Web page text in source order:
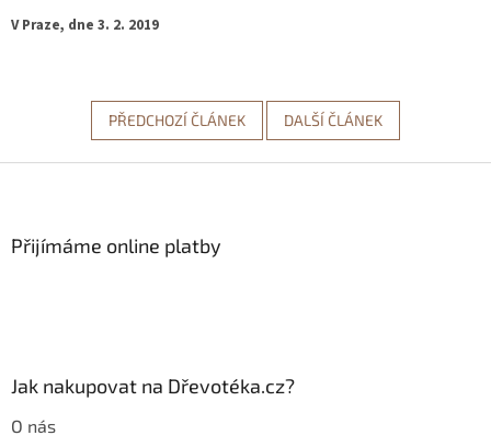
V Praze, dne 3. 2. 2019
PŘEDCHOZÍ ČLÁNEK DALŠÍ ČLÁNEK
Přijímáme online platby
Jak nakupovat na Dřevotéka.cz?
O nás